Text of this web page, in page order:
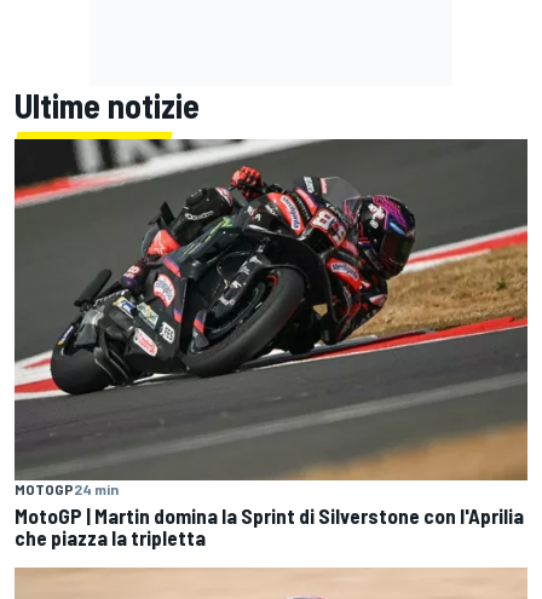
Ultime notizie
MOTOGP24 min
MotoGP | Martin domina la Sprint di Silverstone con l'Aprilia
che piazza la tripletta